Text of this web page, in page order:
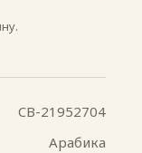
CB-21952704
Арабика